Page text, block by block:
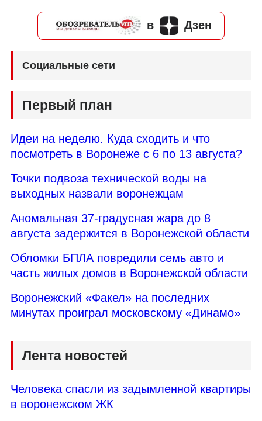
в Дзен
Социальные сети
Первый план
Идеи на неделю. Куда сходить и что
посмотреть в Воронеже с 6 по 13 августа?
Точки подвоза технической воды на
выходных назвали воронежцам
Аномальная 37-градусная жара до 8
августа задержится в Воронежской области
Обломки БПЛА повредили семь авто и
часть жилых домов в Воронежской области
Воронежский «Факел» на последних
минутах проиграл московскому «Динамо»
Лента новостей
Человека спасли из задымленной квартиры
в воронежском ЖК